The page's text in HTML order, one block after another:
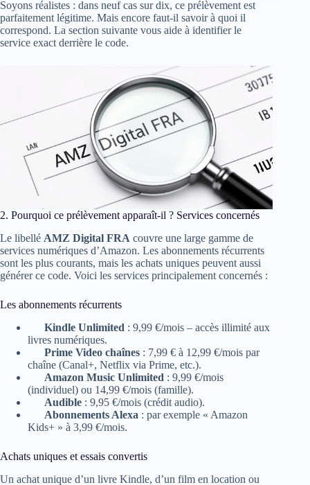
Soyons réalistes : dans neuf cas sur dix, ce prélèvement est
parfaitement légitime. Mais encore faut‑il savoir à quoi il
correspond. La section suivante vous aide à identifier le
service exact derrière le code.
2. Pourquoi ce prélèvement apparaît‑il ? Services concernés
Le libellé AMZ Digital FRA couvre une large gamme de
services numériques d’Amazon. Les abonnements récurrents
sont les plus courants, mais les achats uniques peuvent aussi
générer ce code. Voici les services principalement concernés :
Les abonnements récurrents
Kindle Unlimited : 9,99 €/mois – accès illimité aux
livres numériques.
Prime Video chaînes : 7,99 € à 12,99 €/mois par
chaîne (Canal+, Netflix via Prime, etc.).
Amazon Music Unlimited : 9,99 €/mois
(individuel) ou 14,99 €/mois (famille).
Audible : 9,95 €/mois (crédit audio).
Abonnements Alexa : par exemple « Amazon
Kids+ » à 3,99 €/mois.
Achats uniques et essais convertis
Un achat unique d’un livre Kindle, d’un film en location ou